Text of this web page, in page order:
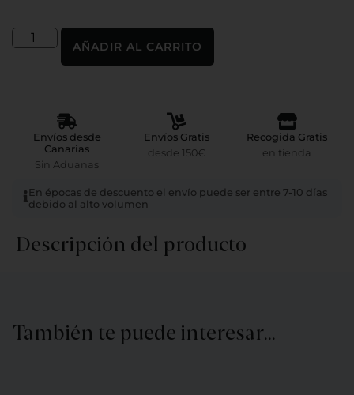
AÑADIR AL CARRITO
Envíos desde
Canarias
Sin Aduanas
Envíos Gratis
desde 150€
Recogida Gratis
en tienda
En épocas de descuento el envío puede ser entre 7-10 días
debido al alto volumen
Descripción del producto
También te puede interesar…